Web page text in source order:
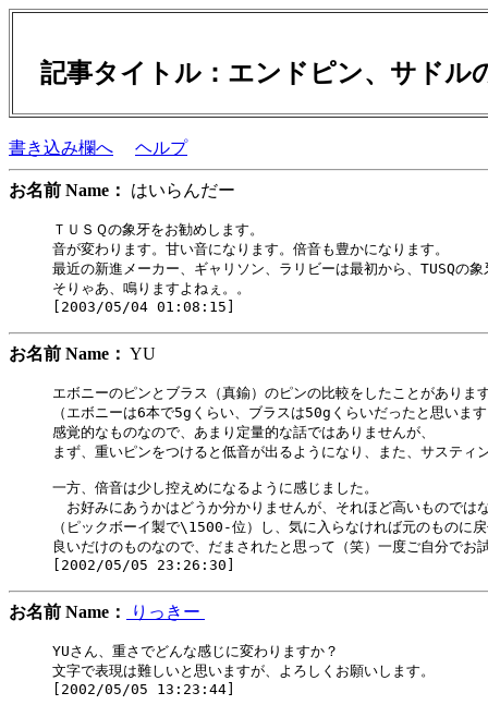
記事タイトル：エンドピン、サド
書き込み欄へ ヘルプ
お名前 Name： はいらんだー
ＴＵＳＱの象牙をお勧めします。
音が変わります。甘い音になります。倍音も豊かになります。
最近の新進メーカー、ギャリソン、ラリビーは最初から、TUSQの
そりゃあ、鳴りますよねぇ。。
お名前 Name： YU
エボニーのピンとブラス（真鍮）のピンの比較をしたことがありま
（エボニーは6本で5gくらい、ブラスは50gくらいだったと思いま
感覚的なものなので、あまり定量的な話ではありませんが、
まず、重いピンをつけると低音が出るようになり、また、サスティ
一方、倍音は少し控えめになるように感じました。
お好みにあうかはどうか分かりませんが、それほど高いものでは
（ピックボーイ製で\1500-位）し、気に入らなければ元のものに
良いだけのものなので、だまされたと思って（笑）一度ご自分でお
お名前 Name： りっきー
YUさん、重さでどんな感じに変わりますか？
文字で表現は難しいと思いますが、よろしくお願いします。